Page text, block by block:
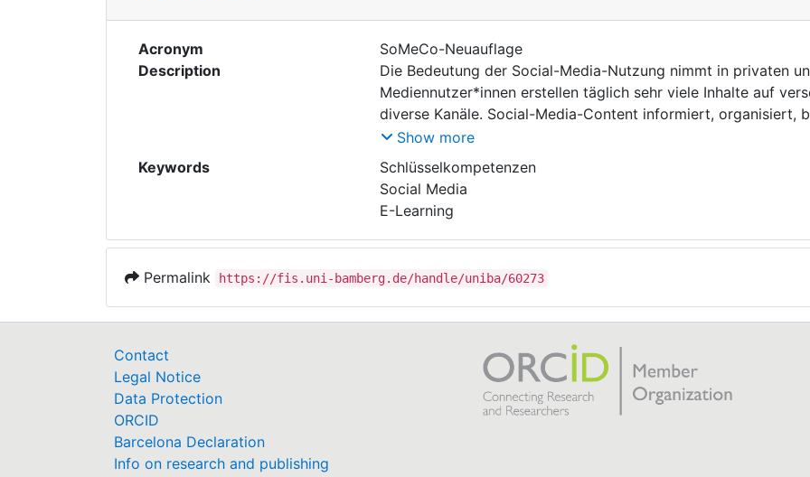
Acronym
SoMeCo-Neuauflage
Description
Die Bedeutung der Social-Media-Nutzung nimmt in privaten
Mediennutzer*innen erstellen täglich sehr viele Inhalte auf
diverse Kanäle. Social-Media-Content informiert, organisiert,
wirbt, verkauft, bildet, schafft politische Mehrheiten oder
organisatorische, wirtschaftliche Probleme. Bei effizientem
schneller, vielfältiger, innovativer als alle anderen Medien.
Sowohl im Wirtschaftsleben als auch privat bieten Soziale
WhatsApp, Instagram oder LinkedIn sehr einfach, sein
Stories, Nachrichten-Flashs, interaktive Grafiken regen die
weiter an. Mit dem Social-Media-Boom verstärken sich
z.B. „schlechte Angewohnheiten in der Nutzung“,
Show more
Keywords
Schlüsselkompetenzen
Social Media
E-Learning
Permalink https://fis.uni-bamberg.de/handle/uniba/60273
Contact
Legal Notice
Data Protection
ORCID
Barcelona Declaration
Info on research and publishing